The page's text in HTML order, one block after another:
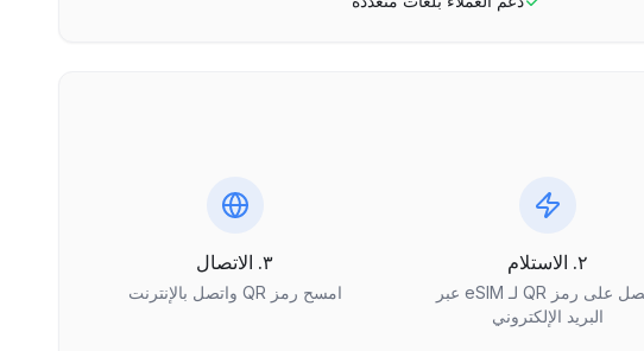
٢. الاستلام
احصل على رمز QR لـ eSIM عبر
البريد الإلكتروني
٣. الاتصال
امسح رمز QR واتصل بالإنترنت